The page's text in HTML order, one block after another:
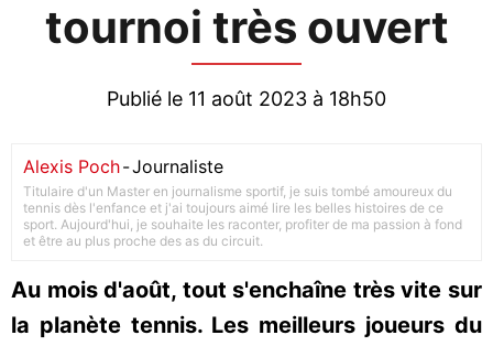
tournoi très ouvert
Publié le 11 août 2023 à 18h50
Alexis Poch-Journaliste
Titulaire d'un Master en journalisme sportif, je suis tombé amoureux du
tennis dès l'enfance et j'ai toujours aimé lire les belles histoires de ce
sport. Aujourd'hui, je souhaite les raconter, profiter de ma passion à fond
et être au plus proche des as du circuit.
Au mois d'août, tout s'enchaîne très vite sur
la planète tennis. Les meilleurs joueurs du